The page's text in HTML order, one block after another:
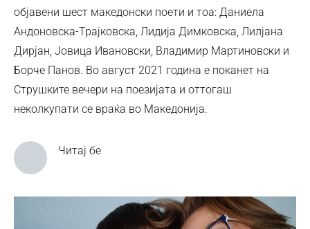
објавени шест македонски поети и тоа: Даниела
Андоновска-Трајковска, Лидија Димковска, Лилјана
Дирјан, Јовица Ивановски, Владимир Мартиновски и
Борче Панов. Во август 2021 година е поканет на
Струшките вечери на поезијата и оттогаш
неколкупати се враќа во Македонија.
Читај бе